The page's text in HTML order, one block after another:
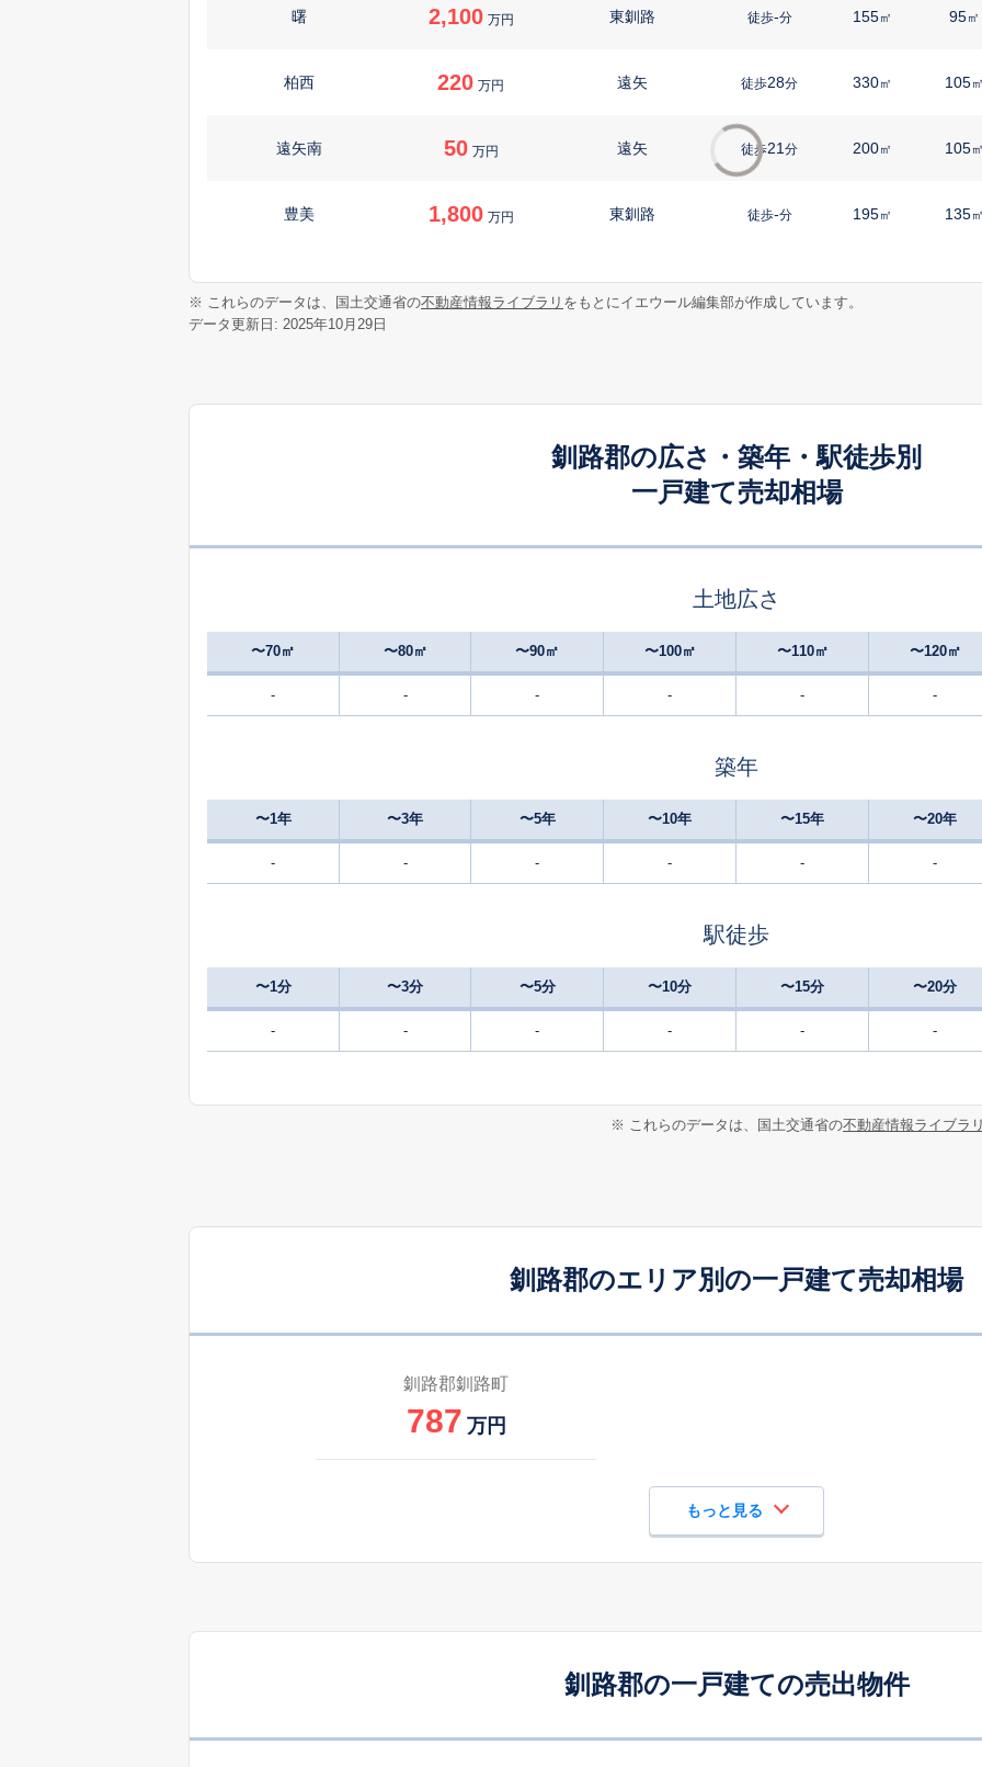
曙 2,100 万円 東釧路 徒歩-分 155㎡ 95㎡
柏西 220 万円 遠矢 徒歩28分 330㎡ 105㎡
遠矢南 50 万円 遠矢 徒歩21 分 200㎡ 105㎡
豊美 1,800 万円 東釧路 徒歩-分 195㎡ 135㎡
※ これらのデータは、国土交通省の不動産情報ライブラリ をもとにイエウール編集部が作成しています。
データ更新日: 2025年10月29日
釧路郡の広さ・築年・駅徒歩別
一戸建て売却相場
土地広さ
〜70㎡ 〜80㎡ 〜90㎡ 〜100㎡ 〜110㎡ 〜120㎡
- - - - - -
築年
〜1年 〜3年 〜5年 〜10年 〜15年 〜20年
- - - - - -
駅徒歩
〜1分 〜3分 〜5分 〜10分 〜15分 〜20分
- - - - - -
※ これらのデータは、国土交通省の不動産情報ライブラリ
釧路郡のエリア別の一戸建て売却相場
釧路郡釧路町
787 万円
もっと見る
釧路郡の一戸建ての売出物件